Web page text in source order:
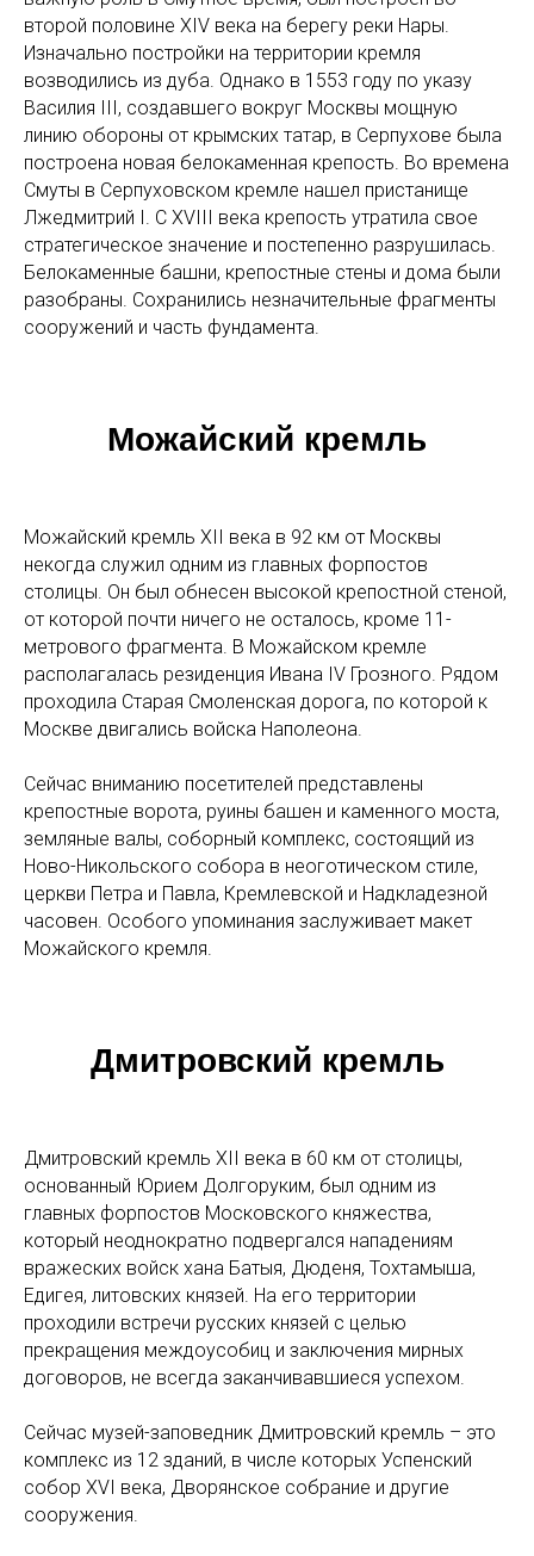
второй половине XIV века на берегу реки Нары.
Изначально постройки на территории кремля
возводились из дуба. Однако в 1553 году по указу
Василия III, создавшего вокруг Москвы мощную
линию обороны от крымских татар, в Серпухове была
построена новая белокаменная крепость. Во времена
Смуты в Серпуховском кремле нашел пристанище
Лжедмитрий I. С XVIII века крепость утратила свое
стратегическое значение и постепенно разрушилась.
Белокаменные башни, крепостные стены и дома были
разобраны. Сохранились незначительные фрагменты
сооружений и часть фундамента.
Можайский кремль
Можайский кремль XII века в 92 км от Москвы
некогда служил одним из главных форпостов
столицы. Он был обнесен высокой крепостной стеной,
от которой почти ничего не осталось, кроме 11-
метрового фрагмента. В Можайском кремле
располагалась резиденция Ивана IV Грозного. Рядом
проходила Старая Смоленская дорога, по которой к
Москве двигались войска Наполеона.
Сейчас вниманию посетителей представлены
крепостные ворота, руины башен и каменного моста,
земляные валы, соборный комплекс, состоящий из
Ново-Никольского собора в неоготическом стиле,
церкви Петра и Павла, Кремлевской и Надкладезной
часовен. Особого упоминания заслуживает макет
Можайского кремля.
Дмитровский кремль
Дмитровский кремль XII века в 60 км от столицы,
основанный Юрием Долгоруким, был одним из
главных форпостов Московского княжества,
который неоднократно подвергался нападениям
вражеских войск хана Батыя, Дюденя, Тохтамыша,
Едигея, литовских князей. На его территории
проходили встречи русских князей с целью
прекращения междоусобиц и заключения мирных
договоров, не всегда заканчивавшиеся успехом.
Сейчас музей-заповедник Дмитровский кремль – это
комплекс из 12 зданий, в числе которых Успенский
собор XVI века, Дворянское собрание и другие
сооружения.